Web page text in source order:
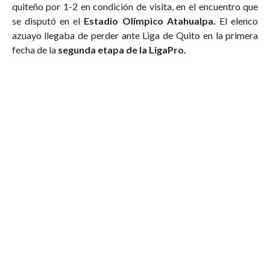
quiteño por 1-2 en condición de visita, en el encuentro que
se disputó en el Estadio Olímpico Atahualpa. El elenco
azuayo llegaba de perder ante Liga de Quito en la primera
fecha de la segunda etapa de la LigaPro.